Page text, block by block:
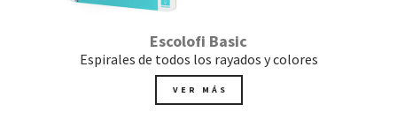
Escolofi Basic
Espirales de todos los rayados y colores
VER MÁS